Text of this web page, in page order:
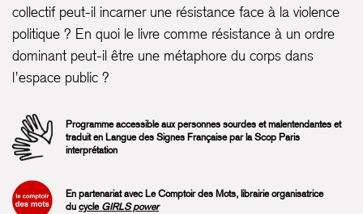
collectif peut-il incarner une résistance face à la violence
politique ? En quoi le livre comme résistance à un ordre
dominant peut-il être une métaphore du corps dans
l’espace public ?
Programme accessible aux personnes sourdes et malentendantes et
traduit en Langue des Signes Française par la Scop Paris
interprétation
En partenariat avec Le Comptoir des Mots, librairie organisatrice
du cycle GIRLS power